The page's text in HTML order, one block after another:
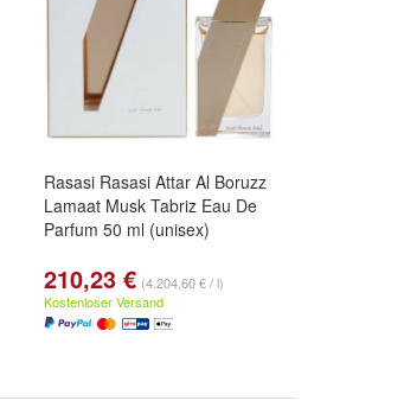
Rasasi Rasasi Attar Al Boruzz
Lamaat Musk Tabriz Eau De
Parfum 50 ml (unisex)
210,23 € (4.204,60 € / l)
Kostenloser Versand